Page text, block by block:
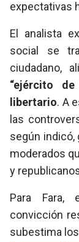
expectativas
El analista
social se
ciudadano,
“ejército
libertario. A
las
según
moderados
y
Para Fara,
convicción
subestima